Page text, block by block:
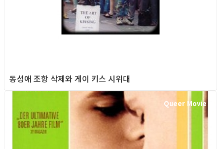
동성애 조항 삭제와 게이 키스 시위대
Queer Movie